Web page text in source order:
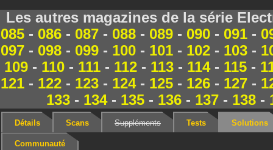
Les autres magazines de la série
085 - 086 - 087 - 088 - 089 - 090 - 091 -
097 - 098 - 099 - 100 - 101 - 102 - 103 -
109- 110- 111- 112- 113- 114- 115-
121 - 122 - 123 - 124- 125 - 126 - 127 -
133- 134- 135- 136- 137- 138-
Détails Scans Suppléments Tests Solutions
Communauté